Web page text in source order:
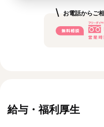
お電話からご
給与・福利厚生